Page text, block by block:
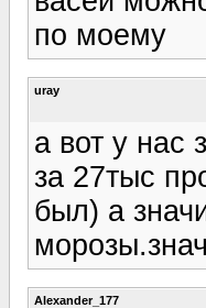
по моему
uray
а вот у нас
за 27тыс
был) а
Alexander_177